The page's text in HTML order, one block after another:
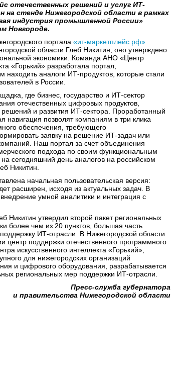
отечественных решений и услуг ИТ-
на стенде Нижегородской области в рамках
индустрия промышленной России»
Новгороде.
портала «ит-маркетплейс.рф»
области Глеб Никитин, оно утверждено
экономики. Команда АНО «Центр
«Горький» разработала портал,
аналоги ИТ-продуктов, которые стали
в России.
где бизнес, государство и ИТ-сектор
отечественных цифровых продуктов,
и развития ИТ-сектора. Проработанный
навигация позволят компаниям в три клика
обеспечения, требующего
заявку на решение ИТ-задач или
Наш портал за счет объединения
подхода по своим функциональным
сегодняшний день аналогов на российском
Никитин.
начальная пользовательская версия:
расширен, исходя из актуальных задач. В
умной аналитики и интеграция с
Никитин утвердил второй пакет региональных
более чем из 20 пунктов, большая часть
ИТ-отрасли. В Нижегородской области
центр поддержки отечественного программного
искусственного интеллекта «Горький»,
для нижегородских организаций
и цифрового оборудования, разрабатывается
региональных мер поддержки ИТ-отрасли.
Пресс-служба губернатора
и правительства Нижегородской области